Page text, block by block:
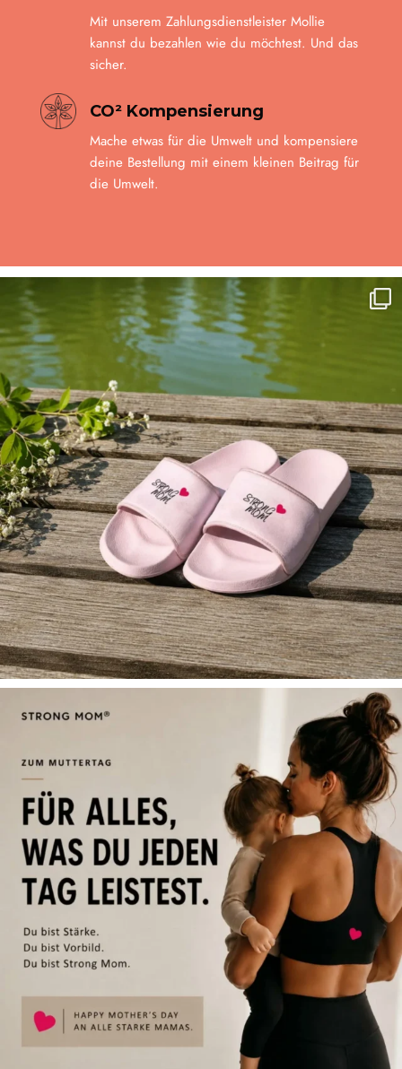
Mit unserem Zahlungsdienstleister Mollie
kannst du bezahlen wie du möchtest. Und das
sicher.
CO² Kompensierung
Mache etwas für die Umwelt und kompensiere
deine Bestellung mit einem kleinen Beitrag für
die Umwelt.